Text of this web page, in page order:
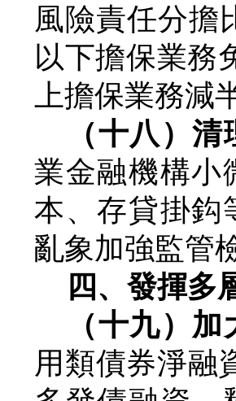
風險責任分擔
以下擔保業務
上擔保業務減
（十八）
業金融機構小
本、存貸掛鈎
亂象加強監管
四、發揮多
（十九）
用類債券淨融